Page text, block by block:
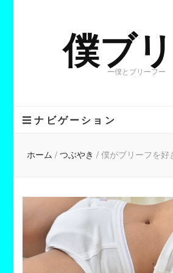
僕ブリ
ー僕とブリーフー
ナビゲーション
ホーム / つぶやき / 僕がブリーフを好